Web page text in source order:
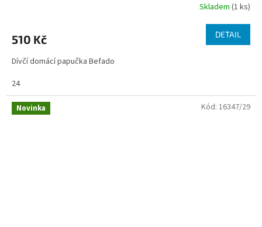
Skladem (1 ks)
510 Kč DETAIL
Dívčí domácí papučka Befado
24
Novinka Kód: 16347/29